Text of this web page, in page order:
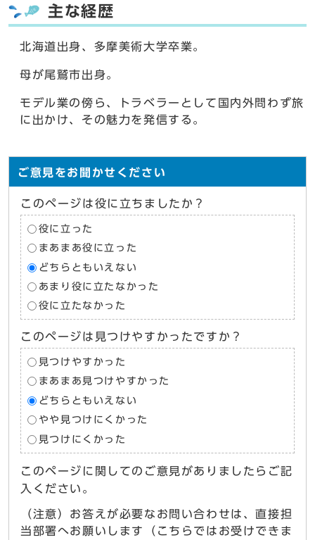
主な経歴
北海道出身、多摩美術大学卒業。
母が尾鷲市出身。
モデル業の傍ら、トラベラーとして国内外問わず旅
に出かけ、その魅力を発信する。
ご意見をお聞かせください
このページは役に立ちましたか？
役に立った
まあまあ役に立った
どちらともいえない
あまり役に立たなかった
役に立たなかった
このページは見つけやすかったですか？
見つけやすかった
まあまあ見つけやすかった
どちらともいえない
やや見つけにくかった
見つけにくかった
このページに関してのご意見がありましたらご記
入ください。
（注意）お答えが必要なお問い合わせは、直接担
当部署へお願いします（こちらではお受けできま